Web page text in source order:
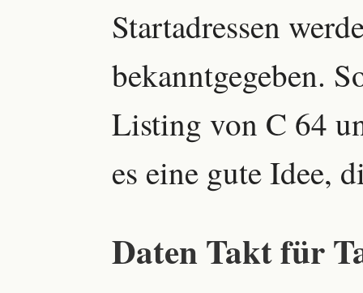
Startadressen
bekanntgegeben.
Listing von C 64
es eine gute Idee,
Daten Takt für